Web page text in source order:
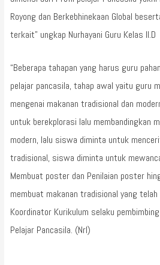
Royong dan Berkebhinekaan Global
terkait” ungkap Nurhayani Guru Kelas II.D
“Beberapa tahapan yang harus guru
pelajar pancasila, tahap awal yaitu guru
mengenai makanan tradisional dan
untuk berekplorasi lalu membandingkan
modern, lalu siswa diminta untuk
tradisional, siswa diminta untuk
Membuat poster dan Penilaian poster
membuat makanan tradisional yang
Koordinator Kurikulum selaku
Pelajar Pancasila. (Nrl)